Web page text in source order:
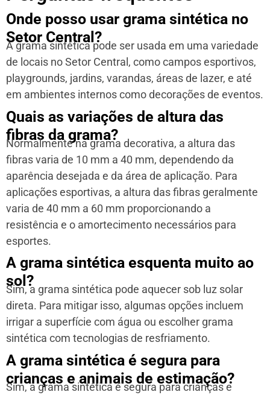
Onde posso usar grama sintética no
Setor Central?
A grama sintética pode ser usada em uma variedade
de locais no Setor Central, como campos esportivos,
playgrounds, jardins, varandas, áreas de lazer, e até
em ambientes internos como decorações de eventos.
Quais as variações de altura das
fibras da grama?
Normalmente na grama decorativa, a altura das
fibras varia de 10 mm a 40 mm, dependendo da
aparência desejada e da área de aplicação. Para
aplicações esportivas, a altura das fibras geralmente
varia de 40 mm a 60 mm proporcionando a
resistência e o amortecimento necessários para
esportes.
A grama sintética esquenta muito ao
sol?
Sim, a grama sintética pode aquecer sob luz solar
direta. Para mitigar isso, algumas opções incluem
irrigar a superfície com água ou escolher grama
sintética com tecnologias de resfriamento.
A grama sintética é segura para
crianças e animais de estimação?
Sim, a grama sintética é segura para crianças e